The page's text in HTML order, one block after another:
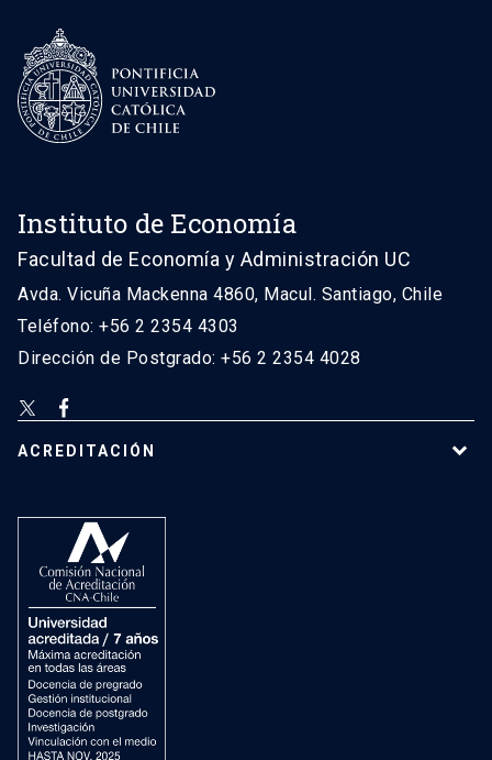
Instituto de Economía
Facultad de Economía y Administración UC
Avda. Vicuña Mackenna 4860, Macul. Santiago, Chile
Teléfono: +56 2 2354 4303
Dirección de Postgrado: +56 2 2354 4028
ACREDITACIÓN